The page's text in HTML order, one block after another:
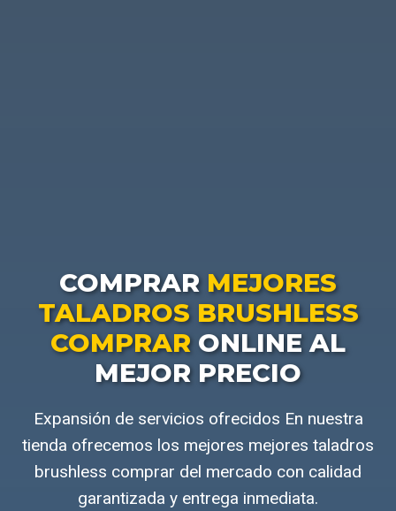
COMPRAR MEJORES
TALADROS BRUSHLESS
COMPRARONLINE AL
MEJOR PRECIO
Expansión de servicios ofrecidos En nuestra
tienda ofrecemos los mejores mejores taladros
brushless comprar del mercado con calidad
garantizada y entrega inmediata.